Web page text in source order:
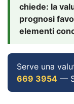
chiede: la
prognosi
elementi
Serve una
669 3954 —